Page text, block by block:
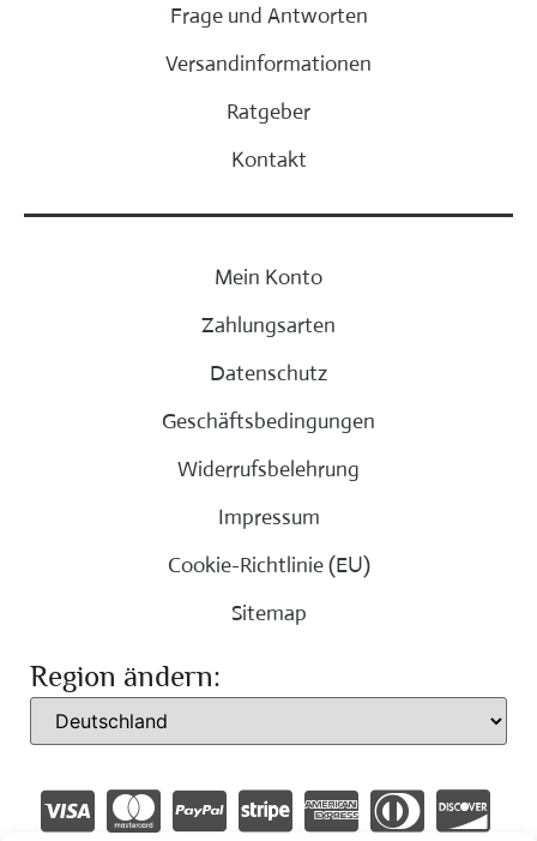
Frage und Antworten
Versandinformationen
Ratgeber
Kontakt
Mein Konto
Zahlungsarten
Datenschutz
Geschäftsbedingungen
Widerrufsbelehrung
Impressum
Cookie-Richtlinie (EU)
Sitemap
Region ändern: